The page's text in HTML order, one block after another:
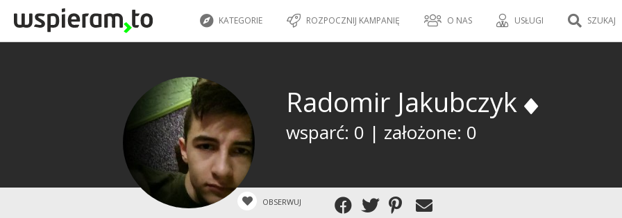
KATEGORIE ROZPOCZNIJ KAMPANIĘ O NAS USŁUGI SZUKAJ
Radomir Jakubczyk
wsparć: 0 | założone: 0
OBSERWUJ